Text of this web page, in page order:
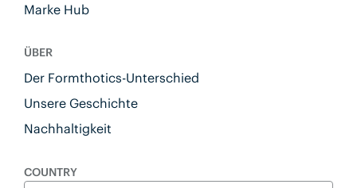
Marke Hub
ÜBER
Der Formthotics-Unterschied
Unsere Geschichte
Nachhaltigkeit
COUNTRY